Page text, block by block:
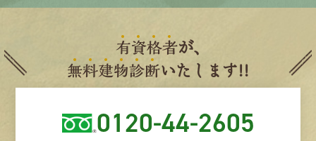
有資格者が、
無料建物診断いたします!!
0120-44-2605